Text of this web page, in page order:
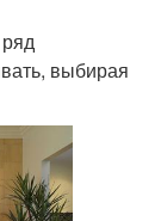
выбирая